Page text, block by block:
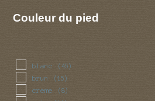
Couleur du pied
blanc (45)
brun (15)
creme (8)